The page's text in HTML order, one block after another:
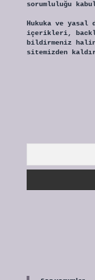
sorumluluğu
Hukuka ve yasal
içerikleri,
bildirmeniz
sitemizden